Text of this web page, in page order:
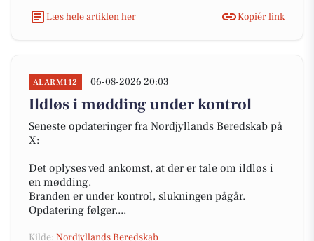
Læs hele artiklen her
Kopiér link
ALARM112 06-08-2026 20:03
Ildløs i mødding under kontrol
Seneste opdateringer fra Nordjyllands Beredskab på
X:
Det oplyses ved ankomst, at der er tale om ildløs i
en mødding.
Branden er under kontrol, slukningen pågår.
Opdatering følger....
Kilde: Nordjyllands Beredskab